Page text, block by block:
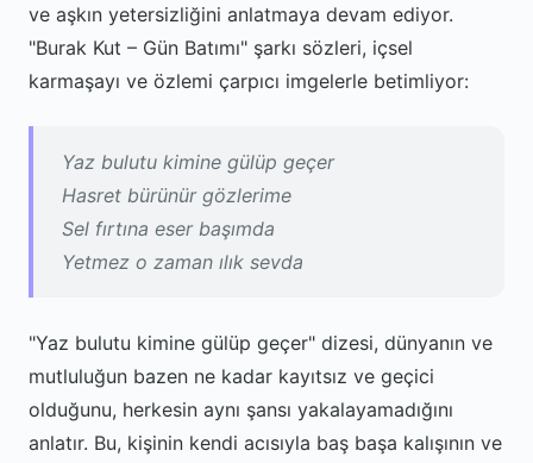
ve aşkın yetersizliğini anlatmaya devam ediyor.
"Burak Kut – Gün Batımı" şarkı sözleri, içsel
karmaşayı ve özlemi çarpıcı imgelerle betimliyor:
Yaz bulutu kimine gülüp geçer
Hasret bürünür gözlerime
Sel fırtına eser başımda
Yetmez o zaman ılık sevda
"Yaz bulutu kimine gülüp geçer" dizesi, dünyanın ve
mutluluğun bazen ne kadar kayıtsız ve geçici
olduğunu, herkesin aynı şansı yakalayamadığını
anlatır. Bu, kişinin kendi acısıyla baş başa kalışının ve